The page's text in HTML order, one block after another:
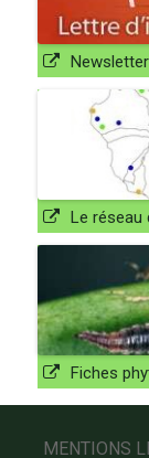
Newsletter
Le réseau
Fiches
MENTIONS